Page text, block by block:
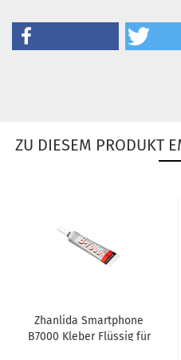
ZU DIESEM PRODUKT
Zhan­li­da Smart­pho­ne
B7000 Kle­ber Flüs­sig für